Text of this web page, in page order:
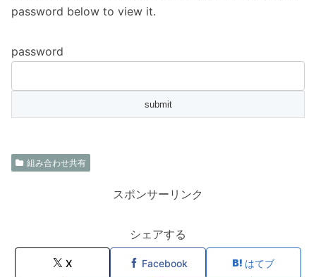
password below to view it.
password
組み合わせ共有
スポンサーリンク
シェアする
X Facebook はてブ